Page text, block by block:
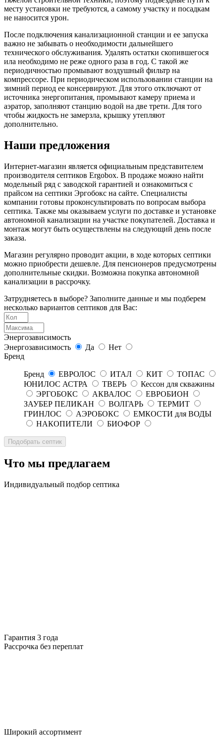
месту установки не требуются, а самому участку и посадкам
не наносится урон.
После подключения канализационной станции и ее запуска
важно не забывать о необходимости дальнейшего
технического обслуживания. Удалять остатки скопившегося
ила необходимо не реже одного раза в год. С такой же
периодичностью промывают воздушный фильтр на
компрессоре. При периодическом использовании станции на
зимний период ее консервируют. Для этого отключают от
источника энергопитания, промывают камеру приема и
аэратор, заполняют станцию водой на две трети. Для того
чтобы жидкость не замерзла, крышку утепляют
дополнительно.
Наши предложения
Интернет-магазин является официальным представителем
производителя септиков Ergobox. В продаже можно найти
модельный ряд с заводской гарантией и ознакомиться с
прайсом на септики Эргобокс на сайте. Специалисты
компании готовы проконсультировать по вопросам выбора
септика. Также мы оказываем услуги по доставке и установке
автономной канализации на участке покупателей. Доставка и
монтаж могут быть осуществлены на следующий день после
заказа.
Магазин регулярно проводит акции, в ходе которых септики
можно приобрести дешевле. Для пенсионеров предусмотрены
дополнительные скидки. Возможна покупка автономной
канализации в рассрочку.
Затрудняетесь в выборе? Заполните данные и мы подберем
несколько вариантов септиков для Вас:
Энергозависимость
Энергозависимость
Да
Нет
Бренд
Бренд ЕВРОЛОС ИТАЛ КИТ
ТОПАС
ЮНИЛОС АСТРА
ТВЕРЬ
Кессон для скважины
ЭРГОБОКС
АКВАЛОС
ЕВРОБИОН
ЗАУБЕР ПЕЛИКАН
ВОЛГАРЬ
ТЕРМИТ
ГРИНЛОС
АЭРОБОКС
ЕМКОСТИ для ВОДЫ
НАКОПИТЕЛИ
БИОФОР
Что мы предлагаем
Индивидуальный подбор септика
Гарантия 3 года
Рассрочка без переплат
Широкий ассортимент